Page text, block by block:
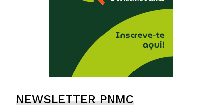
NEWSLETTER PNMC